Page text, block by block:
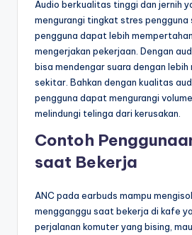
Audio berkualitas tinggi dan jernih
mengurangi tingkat stres pengguna
pengguna dapat lebih
mengerjakan pekerjaan. Dengan
bisa mendengar suara dengan lebih
sekitar. Bahkan dengan kualitas
pengguna dapat mengurangi
melindungi telinga dari kerusakan.
Contoh
saat Bekerja
ANC pada earbuds mampu
mengganggu saat bekerja di kafe
perjalanan komuter yang bising,